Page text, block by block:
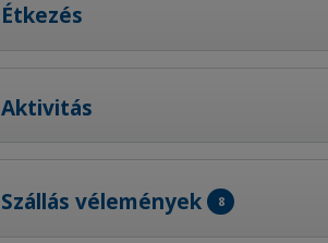
Étkezés
Aktivitás
Szállás vélemények 8